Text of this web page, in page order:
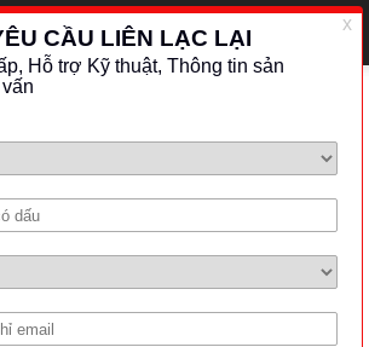
- KIỂM TRA)
BOX
CB)
894